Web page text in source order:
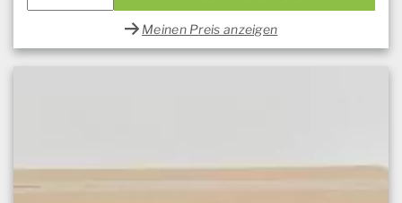
Meinen Preis anzeigen